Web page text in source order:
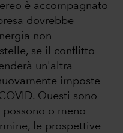
è accompagnato
dovrebbe
non
se il conflitto
un'altra
imposte
Questi sono
o meno
le prospettive